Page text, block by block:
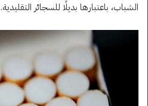
الشباب، باعتبارها بديلًا للسجائر التقليدية.